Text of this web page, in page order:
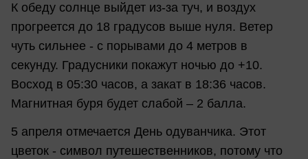
К обеду солнце выйдет из-за туч, и воздух
прогреется до 18 градусов выше нуля. Ветер
чуть сильнее - с порывами до 4 метров в
секунду. Градусники покажут ночью до +10.
Восход в 05:30 часов, а закат в 18:36 часов.
Магнитная буря будет слабой – 2 балла.
5 апреля отмечается День одуванчика. Этот
цветок - символ путешественников, потому что